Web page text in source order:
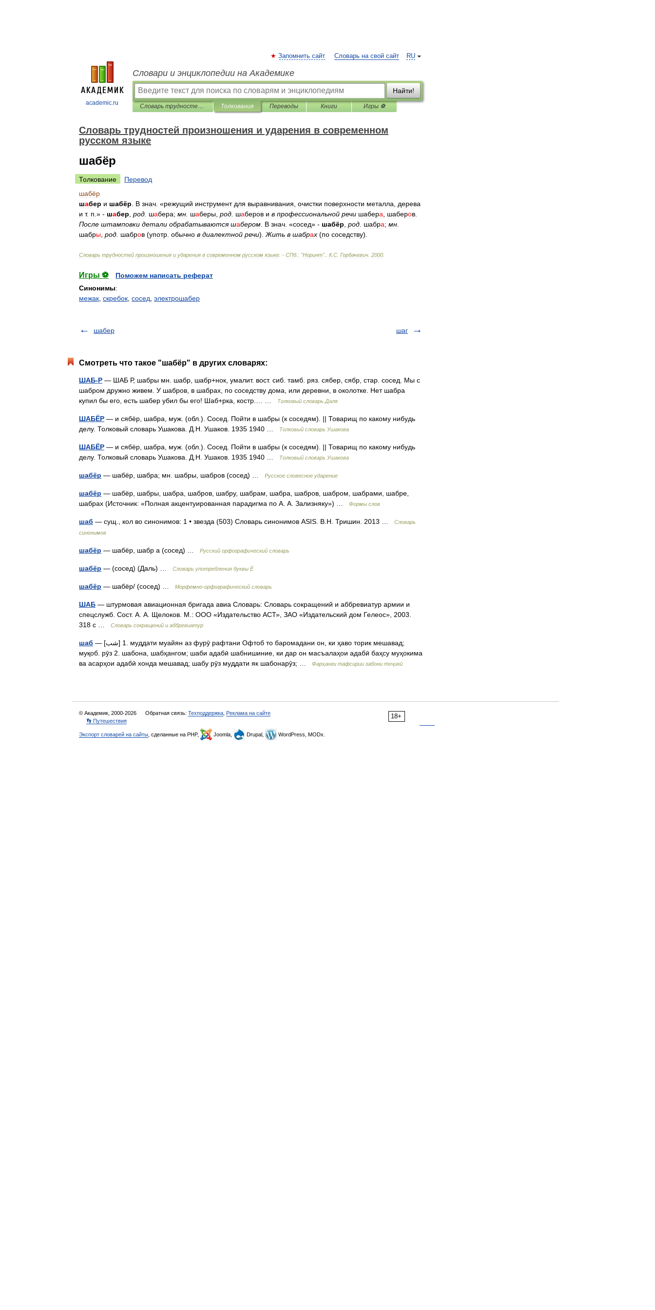
academic.ru
RU
Запомнить сайт Словарь на свой сайт
Словари и энциклопедии на Академике
Найти!
Словарь трудностей произношения и ударения в современном русском языке Толкования Переводы Книги Игры ⚽
Словарь трудностей произношения и ударения в современном
русском языке
шабёр
Толкование
Перевод
шабёр
шабер и шабёр В знач . «режущий инструмент для выравнивания очистки поверхности металла
дерева
и т. п .» - шабер род шабера; мн шаберы род шаберов и в профессиональной речи шабера шаберов
После штамповки детали обрабатываются шабером В знач . «сосед» - шабёр род шабра; мн
шабры род шабров (употр обычно в диалектной речи). Жить в шабрах (по соседству).
Словарь трудностей произношения и ударения в современном русском языке . - СПб. : "Норинт". К.С Горбачевич 2000
Игры ⚽
Поможем написать реферат
Синонимы:
межак скребок сосед электрошабер
шабер шаг
Смотреть что такое "шабёр" в других словарях:
ШАБ-Р — ШАБ Р, шабры мн. шабр, шабр+нок, умалит. вост. сиб. тамб. ряз. сябер, сябр, стар. сосед. Мы с
шабром дружно живем. У шабров, в шабрах, по соседству дома, или деревни, в околотке. Нет шабра
купил бы его, есть шабер убил бы его! Шаб+рка, костр.… …
Толковый словарь Даля
ШАБЁР — и сябёр, шабра, муж. (обл.). Сосед. Пойти в шабры (к соседям). || Товарищ по какому нибудь
делу. Толковый словарь Ушакова. Д.Н. Ушаков. 1935 1940 …
Толковый словарь Ушакова
ШАБЁР — и сябёр, шабра, муж. (обл.). Сосед. Пойти в шабры (к соседям). || Товарищ по какому нибудь
делу. Толковый словарь Ушакова. Д.Н. Ушаков. 1935 1940 …
Толковый словарь Ушакова
шабёр — шабёр, шабра; мн. шабры, шабров (сосед) … Русское словесное ударение
шабёр — шабёр, шабры, шабра, шабров, шабру, шабрам, шабра, шабров, шабром, шабрами, шабре,
шабрах (Источник: «Полная акцентуированная парадигма по А. А. Зализняку») …
Формы слов
шаб — сущ., кол во синонимов: 1 • звезда (503) Словарь синонимов ASIS. В.Н. Тришин. 2013 …
Словарь
синонимов
шабёр — шабёр, шабр а (сосед) … Русский орфографический словарь
шабёр — (сосед) (Даль) … Словарь употребления буквы Ё
шабёр — шабёр/ (сосед) … Морфемно-орфографический словарь
ШАБ — штурмовая авиационная бригада авиа Словарь: Словарь сокращений и аббревиатур армии и
спецслужб. Сост. А. А. Щелоков. М.: ООО «Издательство АСТ», ЗАО «Издательский дом Гелеос», 2003.
318 с …
Словарь сокращений и аббревиатур
шаб — [شب] 1. муддати муайян аз фурӯ рафтани Офтоб то баромадани он, ки ҳаво торик мешавад;
муқоб. рӯз 2. шабона, шабҳангом; шаби адабӣ шабнишиние, ки дар он масъалаҳои адабӣ баҳсу муҳокима
ва асарҳои адабӣ хонда мешавад; шабу рӯз муддати як шабонарӯз; …
Фарҳанги тафсирии забони тоҷикӣ
18+
© Академик, 2000-2026 Обратная связь: Техподдержка Реклама на сайте
👣 Путешествия
Экспорт словарей на сайты , сделанные на PHP, Joomla, Drupal, WordPress, MODx.